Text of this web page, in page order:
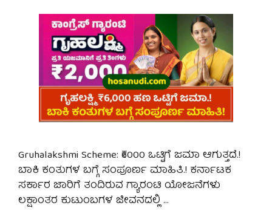
Gruhalakshmi Scheme: ₹6000 ಒಟ್ಟಿಗೆ ಜಮಾ ಆಗುತ್ತದೆ.!
ಬಾಕಿ ಕಂತುಗಳ ಬಗ್ಗೆ ಸಂಪೂರ್ಣ ಮಾಹಿತಿ.! ಕರ್ನಾಟಕ
ಸರ್ಕಾರ ಜಾರಿಗೆ ತಂದಿರುವ ಗ್ಯಾರಂಟಿ ಯೋಜನೆಗಳು
ಲಕ್ಷಾಂತರ ಕುಟುಂಬಗಳ ಜೀವನದಲ್ಲಿ …